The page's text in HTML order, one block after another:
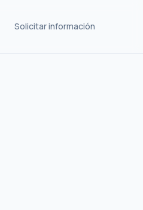
Solicitar información